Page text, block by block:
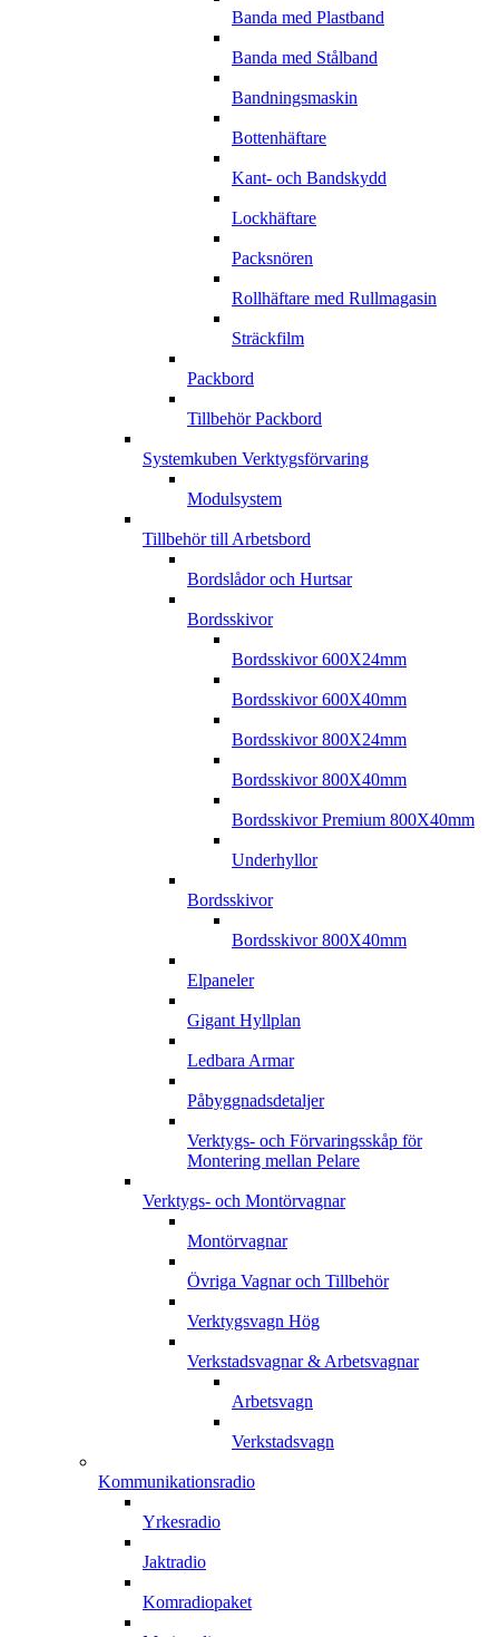
Banda med Plastband
Banda med Stålband
Bandningsmaskin
Bottenhäftare
Kant- och Bandskydd
Lockhäftare
Packsnören
Rollhäftare med Rullmagasin
Sträckfilm
Packbord
Tillbehör Packbord
Systemkuben Verktygsförvaring
Modulsystem
Tillbehör till Arbetsbord
Bordslådor och Hurtsar
Bordsskivor
Bordsskivor 600X24mm
Bordsskivor 600X40mm
Bordsskivor 800X24mm
Bordsskivor 800X40mm
Bordsskivor Premium 800X40mm
Underhyllor
Bordsskivor
Bordsskivor 800X40mm
Elpaneler
Gigant Hyllplan
Ledbara Armar
Påbyggnadsdetaljer
Verktygs- och Förvaringsskåp för
Montering mellan Pelare
Verktygs- och Montörvagnar
Montörvagnar
Övriga Vagnar och Tillbehör
Verktygsvagn Hög
Verkstadsvagnar & Arbetsvagnar
Arbetsvagn
Verkstadsvagn
Kommunikationsradio
Yrkesradio
Jaktradio
Komradiopaket